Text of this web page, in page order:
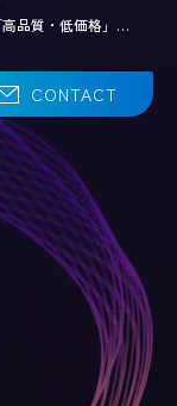
品質・低価格」…
CONTACT